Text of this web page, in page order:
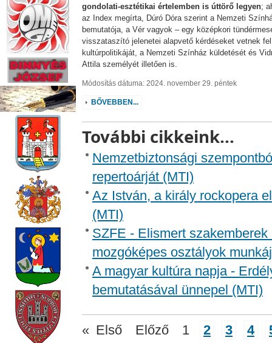
gondolati-esztétikai értelemben is úttörő legyen;
az Index megírta, Dúró Dóra szerint a Nemzeti
bemutatója, a Vér vagyok – egy középkori
visszataszító jelenetei alapvető kérdéseket vetnek
kultúrpolitikáját, a Nemzeti Színház küldetését és
Attila személyét illetően is.
Módosítás dátuma: 2024. november 29. péntek
BŐVEBBEN...
További cikkeink...
Nemzetbiztonsági
repertoárját (MTI)
Az István, a király rockopera
(MTI)
SZFE - Elismert
mozgóképes osztályok
A magyar kultúra napja -
bemutatásával ünnepel (MTI)
« Első Előző 1 2 3 4